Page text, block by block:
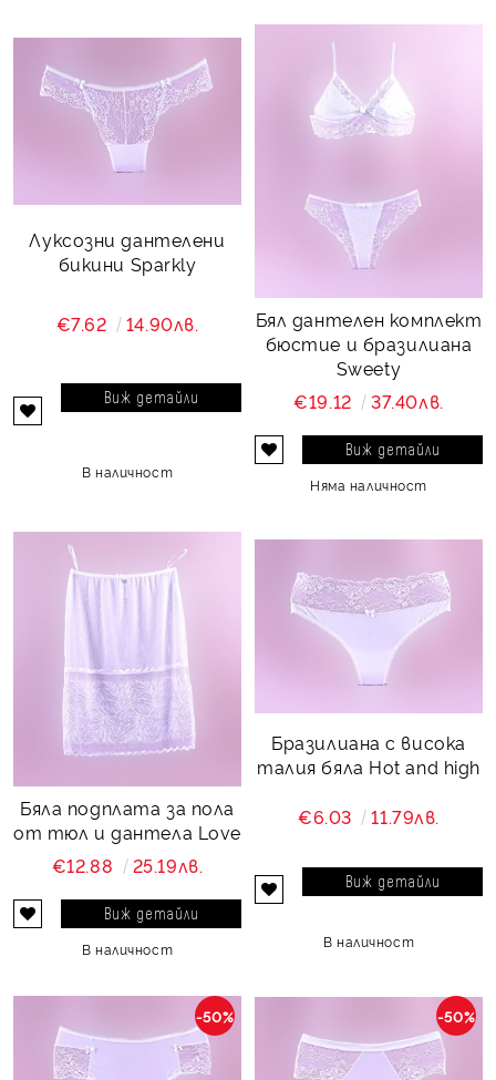
Луксозни дантелени
бикини Sparkly
€7.62 14.90лв.
Виж детайли
В наличност
Бял дантелен комплект
бюстие и бразилиана
Sweety
€19.12
37.40лв.
Виж детайли
Няма наличност
Бяла подплата за пола
от тюл и дантела Love
€12.88
25.19лв.
Виж детайли
В наличност
Бразилиана с висока
талия бяла Hot and high
€6.03 11.79лв.
Виж детайли
В наличност
-50% -50%